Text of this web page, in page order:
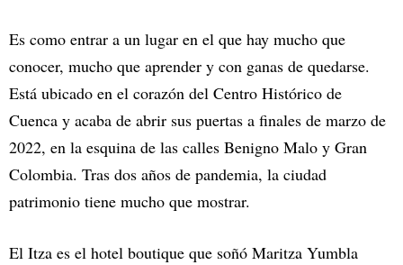
Es como entrar a un lugar en el que hay mucho que
conocer, mucho que aprender y con ganas de quedarse.
Está ubicado en el corazón del Centro Histórico de
Cuenca y acaba de abrir sus puertas a finales de marzo de
2022, en la esquina de las calles Benigno Malo y Gran
Colombia. Tras dos años de pandemia, la ciudad
patrimonio tiene mucho que mostrar.
El Itza es el hotel boutique que soñó Maritza Yumbla